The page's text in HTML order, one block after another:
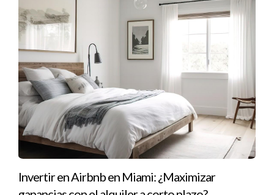
Invertir en Airbnb en Miami: ¿Maximizar